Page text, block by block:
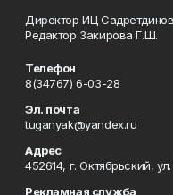
Директор ИЦ
Редактор Закирова Г.Ш.
Телефон
8(34767) 6-03-28
Эл. почта
tuganyak@yandex.ru
Адрес
452614, г. Октябрьский,
Рекламная служба